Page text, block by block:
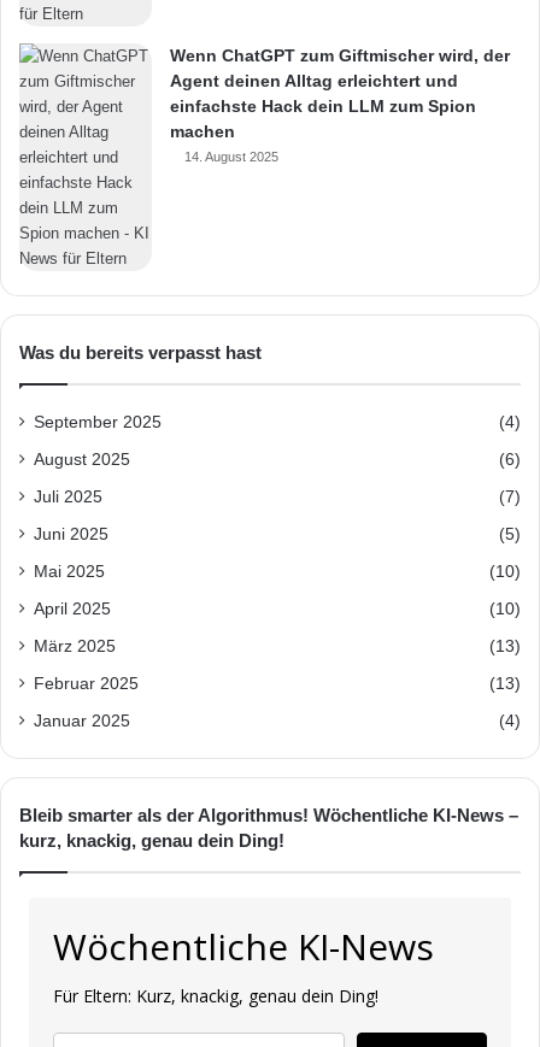
Wenn ChatGPT zum Giftmischer wird, der
Agent deinen Alltag erleichtert und
einfachste Hack dein LLM zum Spion
machen
14. August 2025
Was du bereits verpasst hast
September 2025 (4)
August 2025 (6)
Juli 2025 (7)
Juni 2025 (5)
Mai 2025 (10)
April 2025 (10)
März 2025 (13)
Februar 2025 (13)
Januar 2025 (4)
Bleib smarter als der Algorithmus! Wöchentliche KI-News –
kurz, knackig, genau dein Ding!
Wöchentliche KI-News
Für Eltern: Kurz, knackig, genau dein Ding!